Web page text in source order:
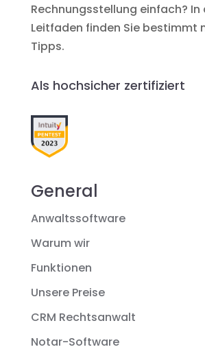
Rechnungsstellung einfach? In
Leitfaden finden Sie bestimmt
Tipps.
Als hochsicher zertifiziert
General
Anwaltssoftware
Warum wir
Funktionen
Unsere Preise
CRM Rechtsanwalt
Notar-Software